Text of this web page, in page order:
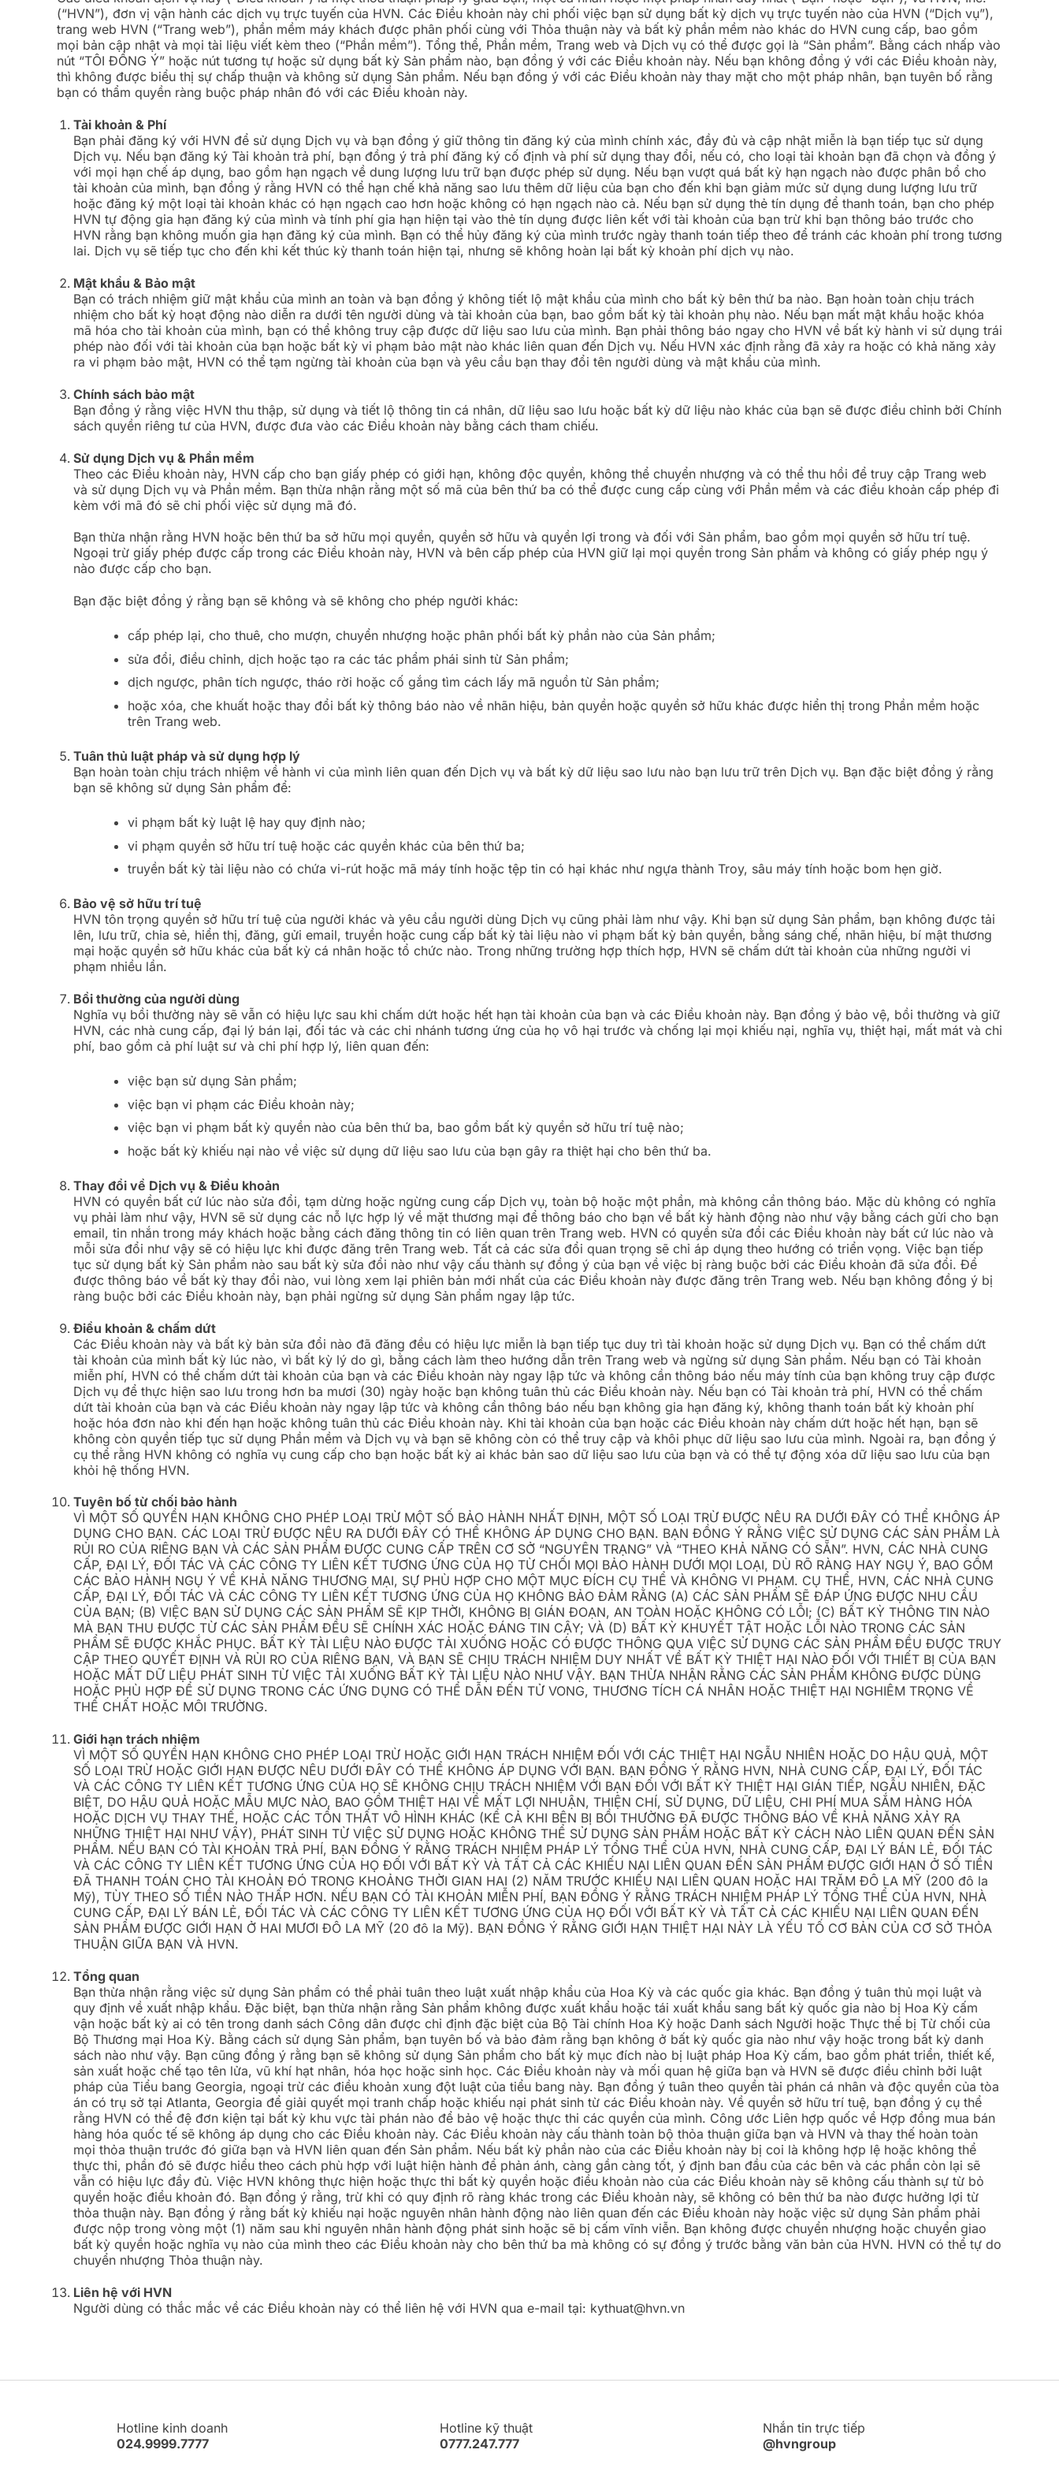
(“HVN”), đơn vị vận hành các dịch vụ trực tuyến của HVN. Các Điều khoản này chi phối việc bạn sử dụng bất kỳ dịch vụ trực tuyến nào của HVN (“Dịch vụ”),
trang web HVN (“Trang web”), phần mềm máy khách được phân phối cùng với Thỏa thuận này và bất kỳ phần mềm nào khác do HVN cung cấp, bao gồm
mọi bản cập nhật và mọi tài liệu viết kèm theo (“Phần mềm”). Tổng thể, Phần mềm, Trang web và Dịch vụ có thể được gọi là “Sản phẩm”. Bằng cách nhấp vào
nút “TÔI ĐỒNG Ý” hoặc nút tương tự hoặc sử dụng bất kỳ Sản phẩm nào, bạn đồng ý với các Điều khoản này. Nếu bạn không đồng ý với các Điều khoản này,
thì không được biểu thị sự chấp thuận và không sử dụng Sản phẩm. Nếu bạn đồng ý với các Điều khoản này thay mặt cho một pháp nhân, bạn tuyên bố rằng
bạn có thẩm quyền ràng buộc pháp nhân đó với các Điều khoản này.
Tài khoản & Phí
Bạn phải đăng ký với HVN để sử dụng Dịch vụ và bạn đồng ý giữ thông tin đăng ký của mình chính xác, đầy đủ và cập nhật miễn là bạn tiếp tục sử dụng
Dịch vụ. Nếu bạn đăng ký Tài khoản trả phí, bạn đồng ý trả phí đăng ký cố định và phí sử dụng thay đổi, nếu có, cho loại tài khoản bạn đã chọn và đồng ý
với mọi hạn chế áp dụng, bao gồm hạn ngạch về dung lượng lưu trữ bạn được phép sử dụng. Nếu bạn vượt quá bất kỳ hạn ngạch nào được phân bổ cho
tài khoản của mình, bạn đồng ý rằng HVN có thể hạn chế khả năng sao lưu thêm dữ liệu của bạn cho đến khi bạn giảm mức sử dụng dung lượng lưu trữ
hoặc đăng ký một loại tài khoản khác có hạn ngạch cao hơn hoặc không có hạn ngạch nào cả. Nếu bạn sử dụng thẻ tín dụng để thanh toán, bạn cho phép
HVN tự động gia hạn đăng ký của mình và tính phí gia hạn hiện tại vào thẻ tín dụng được liên kết với tài khoản của bạn trừ khi bạn thông báo trước cho
HVN rằng bạn không muốn gia hạn đăng ký của mình. Bạn có thể hủy đăng ký của mình trước ngày thanh toán tiếp theo để tránh các khoản phí trong tương
lai. Dịch vụ sẽ tiếp tục cho đến khi kết thúc kỳ thanh toán hiện tại, nhưng sẽ không hoàn lại bất kỳ khoản phí dịch vụ nào.
Mật khẩu & Bảo mật
Bạn có trách nhiệm giữ mật khẩu của mình an toàn và bạn đồng ý không tiết lộ mật khẩu của mình cho bất kỳ bên thứ ba nào. Bạn hoàn toàn chịu trách
nhiệm cho bất kỳ hoạt động nào diễn ra dưới tên người dùng và tài khoản của bạn, bao gồm bất kỳ tài khoản phụ nào. Nếu bạn mất mật khẩu hoặc khóa
mã hóa cho tài khoản của mình, bạn có thể không truy cập được dữ liệu sao lưu của mình. Bạn phải thông báo ngay cho HVN về bất kỳ hành vi sử dụng trái
phép nào đối với tài khoản của bạn hoặc bất kỳ vi phạm bảo mật nào khác liên quan đến Dịch vụ. Nếu HVN xác định rằng đã xảy ra hoặc có khả năng xảy
ra vi phạm bảo mật, HVN có thể tạm ngừng tài khoản của bạn và yêu cầu bạn thay đổi tên người dùng và mật khẩu của mình.
Chính sách bảo mật
Bạn đồng ý rằng việc HVN thu thập, sử dụng và tiết lộ thông tin cá nhân, dữ liệu sao lưu hoặc bất kỳ dữ liệu nào khác của bạn sẽ được điều chỉnh bởi Chính
sách quyền riêng tư của HVN, được đưa vào các Điều khoản này bằng cách tham chiếu.
Sử dụng Dịch vụ & Phần mềm
Theo các Điều khoản này, HVN cấp cho bạn giấy phép có giới hạn, không độc quyền, không thể chuyển nhượng và có thể thu hồi để truy cập Trang web
và sử dụng Dịch vụ và Phần mềm. Bạn thừa nhận rằng một số mã của bên thứ ba có thể được cung cấp cùng với Phần mềm và các điều khoản cấp phép đi
kèm với mã đó sẽ chi phối việc sử dụng mã đó.
Bạn thừa nhận rằng HVN hoặc bên thứ ba sở hữu mọi quyền, quyền sở hữu và quyền lợi trong và đối với Sản phẩm, bao gồm mọi quyền sở hữu trí tuệ.
Ngoại trừ giấy phép được cấp trong các Điều khoản này, HVN và bên cấp phép của HVN giữ lại mọi quyền trong Sản phẩm và không có giấy phép ngụ ý
nào được cấp cho bạn.
Bạn đặc biệt đồng ý rằng bạn sẽ không và sẽ không cho phép người khác:
cấp phép lại, cho thuê, cho mượn, chuyển nhượng hoặc phân phối bất kỳ phần nào của Sản phẩm;
sửa đổi, điều chỉnh, dịch hoặc tạo ra các tác phẩm phái sinh từ Sản phẩm;
dịch ngược, phân tích ngược, tháo rời hoặc cố gắng tìm cách lấy mã nguồn từ Sản phẩm;
hoặc xóa, che khuất hoặc thay đổi bất kỳ thông báo nào về nhãn hiệu, bản quyền hoặc quyền sở hữu khác được hiển thị trong Phần mềm hoặc
trên Trang web.
Tuân thủ luật pháp và sử dụng hợp lý
Bạn hoàn toàn chịu trách nhiệm về hành vi của mình liên quan đến Dịch vụ và bất kỳ dữ liệu sao lưu nào bạn lưu trữ trên Dịch vụ. Bạn đặc biệt đồng ý rằng
bạn sẽ không sử dụng Sản phẩm để:
vi phạm bất kỳ luật lệ hay quy định nào;
vi phạm quyền sở hữu trí tuệ hoặc các quyền khác của bên thứ ba;
truyền bất kỳ tài liệu nào có chứa vi-rút hoặc mã máy tính hoặc tệp tin có hại khác như ngựa thành Troy, sâu máy tính hoặc bom hẹn giờ.
Bảo vệ sở hữu trí tuệ
HVN tôn trọng quyền sở hữu trí tuệ của người khác và yêu cầu người dùng Dịch vụ cũng phải làm như vậy. Khi bạn sử dụng Sản phẩm, bạn không được tải
lên, lưu trữ, chia sẻ, hiển thị, đăng, gửi email, truyền hoặc cung cấp bất kỳ tài liệu nào vi phạm bất kỳ bản quyền, bằng sáng chế, nhãn hiệu, bí mật thương
mại hoặc quyền sở hữu khác của bất kỳ cá nhân hoặc tổ chức nào. Trong những trường hợp thích hợp, HVN sẽ chấm dứt tài khoản của những người vi
phạm nhiều lần.
Bồi thường của người dùng
Nghĩa vụ bồi thường này sẽ vẫn có hiệu lực sau khi chấm dứt hoặc hết hạn tài khoản của bạn và các Điều khoản này. Bạn đồng ý bảo vệ, bồi thường và giữ
HVN, các nhà cung cấp, đại lý bán lại, đối tác và các chi nhánh tương ứng của họ vô hại trước và chống lại mọi khiếu nại, nghĩa vụ, thiệt hại, mất mát và chi
phí, bao gồm cả phí luật sư và chi phí hợp lý, liên quan đến:
việc bạn sử dụng Sản phẩm;
việc bạn vi phạm các Điều khoản này;
việc bạn vi phạm bất kỳ quyền nào của bên thứ ba, bao gồm bất kỳ quyền sở hữu trí tuệ nào;
hoặc bất kỳ khiếu nại nào về việc sử dụng dữ liệu sao lưu của bạn gây ra thiệt hại cho bên thứ ba.
Thay đổi về Dịch vụ & Điều khoản
HVN có quyền bất cứ lúc nào sửa đổi, tạm dừng hoặc ngừng cung cấp Dịch vụ, toàn bộ hoặc một phần, mà không cần thông báo. Mặc dù không có nghĩa
vụ phải làm như vậy, HVN sẽ sử dụng các nỗ lực hợp lý về mặt thương mại để thông báo cho bạn về bất kỳ hành động nào như vậy bằng cách gửi cho bạn
email, tin nhắn trong máy khách hoặc bằng cách đăng thông tin có liên quan trên Trang web. HVN có quyền sửa đổi các Điều khoản này bất cứ lúc nào và
mỗi sửa đổi như vậy sẽ có hiệu lực khi được đăng trên Trang web. Tất cả các sửa đổi quan trọng sẽ chỉ áp dụng theo hướng có triển vọng. Việc bạn tiếp
tục sử dụng bất kỳ Sản phẩm nào sau bất kỳ sửa đổi nào như vậy cấu thành sự đồng ý của bạn về việc bị ràng buộc bởi các Điều khoản đã sửa đổi. Để
được thông báo về bất kỳ thay đổi nào, vui lòng xem lại phiên bản mới nhất của các Điều khoản này được đăng trên Trang web. Nếu bạn không đồng ý bị
ràng buộc bởi các Điều khoản này, bạn phải ngừng sử dụng Sản phẩm ngay lập tức.
Điều khoản & chấm dứt
Các Điều khoản này và bất kỳ bản sửa đổi nào đã đăng đều có hiệu lực miễn là bạn tiếp tục duy trì tài khoản hoặc sử dụng Dịch vụ. Bạn có thể chấm dứt
tài khoản của mình bất kỳ lúc nào, vì bất kỳ lý do gì, bằng cách làm theo hướng dẫn trên Trang web và ngừng sử dụng Sản phẩm. Nếu bạn có Tài khoản
miễn phí, HVN có thể chấm dứt tài khoản của bạn và các Điều khoản này ngay lập tức và không cần thông báo nếu máy tính của bạn không truy cập được
Dịch vụ để thực hiện sao lưu trong hơn ba mươi (30) ngày hoặc bạn không tuân thủ các Điều khoản này. Nếu bạn có Tài khoản trả phí, HVN có thể chấm
dứt tài khoản của bạn và các Điều khoản này ngay lập tức và không cần thông báo nếu bạn không gia hạn đăng ký, không thanh toán bất kỳ khoản phí
hoặc hóa đơn nào khi đến hạn hoặc không tuân thủ các Điều khoản này. Khi tài khoản của bạn hoặc các Điều khoản này chấm dứt hoặc hết hạn, bạn sẽ
không còn quyền tiếp tục sử dụng Phần mềm và Dịch vụ và bạn sẽ không còn có thể truy cập và khôi phục dữ liệu sao lưu của mình. Ngoài ra, bạn đồng ý
cụ thể rằng HVN không có nghĩa vụ cung cấp cho bạn hoặc bất kỳ ai khác bản sao dữ liệu sao lưu của bạn và có thể tự động xóa dữ liệu sao lưu của bạn
khỏi hệ thống HVN.
Tuyên bố từ chối bảo hành
VÌ MỘT SỐ QUYỀN HẠN KHÔNG CHO PHÉP LOẠI TRỪ MỘT SỐ BẢO HÀNH NHẤT ĐỊNH, MỘT SỐ LOẠI TRỪ ĐƯỢC NÊU RA DƯỚI ĐÂY CÓ THỂ KHÔNG ÁP
DỤNG CHO BẠN. CÁC LOẠI TRỪ ĐƯỢC NÊU RA DƯỚI ĐÂY CÓ THỂ KHÔNG ÁP DỤNG CHO BẠN. BẠN ĐỒNG Ý RẰNG VIỆC SỬ DỤNG CÁC SẢN PHẨM LÀ
RỦI RO CỦA RIÊNG BẠN VÀ CÁC SẢN PHẨM ĐƯỢC CUNG CẤP TRÊN CƠ SỞ “NGUYÊN TRẠNG” VÀ “THEO KHẢ NĂNG CÓ SẴN”. HVN, CÁC NHÀ CUNG
CẤP, ĐẠI LÝ, ĐỐI TÁC VÀ CÁC CÔNG TY LIÊN KẾT TƯƠNG ỨNG CỦA HỌ TỪ CHỐI MỌI BẢO HÀNH DƯỚI MỌI LOẠI, DÙ RÕ RÀNG HAY NGỤ Ý, BAO GỒM
CÁC BẢO HÀNH NGỤ Ý VỀ KHẢ NĂNG THƯƠNG MẠI, SỰ PHÙ HỢP CHO MỘT MỤC ĐÍCH CỤ THỂ VÀ KHÔNG VI PHẠM. CỤ THỂ, HVN, CÁC NHÀ CUNG
CẤP, ĐẠI LÝ, ĐỐI TÁC VÀ CÁC CÔNG TY LIÊN KẾT TƯƠNG ỨNG CỦA HỌ KHÔNG BẢO ĐẢM RẰNG (A) CÁC SẢN PHẨM SẼ ĐÁP ỨNG ĐƯỢC NHU CẦU
CỦA BẠN; (B) VIỆC BẠN SỬ DỤNG CÁC SẢN PHẨM SẼ KỊP THỜI, KHÔNG BỊ GIÁN ĐOẠN, AN TOÀN HOẶC KHÔNG CÓ LỖI; (C) BẤT KỲ THÔNG TIN NÀO
MÀ BẠN THU ĐƯỢC TỪ CÁC SẢN PHẨM ĐỀU SẼ CHÍNH XÁC HOẶC ĐÁNG TIN CẬY; VÀ (D) BẤT KỲ KHUYẾT TẬT HOẶC LỖI NÀO TRONG CÁC SẢN
PHẨM SẼ ĐƯỢC KHẮC PHỤC. BẤT KỲ TÀI LIỆU NÀO ĐƯỢC TẢI XUỐNG HOẶC CÓ ĐƯỢC THÔNG QUA VIỆC SỬ DỤNG CÁC SẢN PHẨM ĐỀU ĐƯỢC TRUY
CẬP THEO QUYẾT ĐỊNH VÀ RỦI RO CỦA RIÊNG BẠN, VÀ BẠN SẼ CHỊU TRÁCH NHIỆM DUY NHẤT VỀ BẤT KỲ THIỆT HẠI NÀO ĐỐI VỚI THIẾT BỊ CỦA BẠN
HOẶC MẤT DỮ LIỆU PHÁT SINH TỪ VIỆC TẢI XUỐNG BẤT KỲ TÀI LIỆU NÀO NHƯ VẬY. BẠN THỪA NHẬN RẰNG CÁC SẢN PHẨM KHÔNG ĐƯỢC DÙNG
HOẶC PHÙ HỢP ĐỂ SỬ DỤNG TRONG CÁC ỨNG DỤNG CÓ THỂ DẪN ĐẾN TỬ VONG, THƯƠNG TÍCH CÁ NHÂN HOẶC THIỆT HẠI NGHIÊM TRỌNG VỀ
THỂ CHẤT HOẶC MÔI TRƯỜNG.
Giới hạn trách nhiệm
VÌ MỘT SỐ QUYỀN HẠN KHÔNG CHO PHÉP LOẠI TRỪ HOẶC GIỚI HẠN TRÁCH NHIỆM ĐỐI VỚI CÁC THIỆT HẠI NGẪU NHIÊN HOẶC DO HẬU QUẢ, MỘT
SỐ LOẠI TRỪ HOẶC GIỚI HẠN ĐƯỢC NÊU DƯỚI ĐÂY CÓ THỂ KHÔNG ÁP DỤNG VỚI BẠN. BẠN ĐỒNG Ý RẰNG HVN, NHÀ CUNG CẤP, ĐẠI LÝ, ĐỐI TÁC
VÀ CÁC CÔNG TY LIÊN KẾT TƯƠNG ỨNG CỦA HỌ SẼ KHÔNG CHỊU TRÁCH NHIỆM VỚI BẠN ĐỐI VỚI BẤT KỲ THIỆT HẠI GIÁN TIẾP, NGẪU NHIÊN, ĐẶC
BIỆT, DO HẬU QUẢ HOẶC MẪU MỰC NÀO, BAO GỒM THIỆT HẠI VỀ MẤT LỢI NHUẬN, THIỆN CHÍ, SỬ DỤNG, DỮ LIỆU, CHI PHÍ MUA SẮM HÀNG HÓA
HOẶC DỊCH VỤ THAY THẾ, HOẶC CÁC TỔN THẤT VÔ HÌNH KHÁC (KỂ CẢ KHI BÊN BỊ BỒI THƯỜNG ĐÃ ĐƯỢC THÔNG BÁO VỀ KHẢ NĂNG XẢY RA
NHỮNG THIỆT HẠI NHƯ VẬY), PHÁT SINH TỪ VIỆC SỬ DỤNG HOẶC KHÔNG THỂ SỬ DỤNG SẢN PHẨM HOẶC BẤT KỲ CÁCH NÀO LIÊN QUAN ĐẾN SẢN
PHẨM. NẾU BẠN CÓ TÀI KHOẢN TRẢ PHÍ, BẠN ĐỒNG Ý RẰNG TRÁCH NHIỆM PHÁP LÝ TỔNG THỂ CỦA HVN, NHÀ CUNG CẤP, ĐẠI LÝ BÁN LẺ, ĐỐI TÁC
VÀ CÁC CÔNG TY LIÊN KẾT TƯƠNG ỨNG CỦA HỌ ĐỐI VỚI BẤT KỲ VÀ TẤT CẢ CÁC KHIẾU NẠI LIÊN QUAN ĐẾN SẢN PHẨM ĐƯỢC GIỚI HẠN Ở SỐ TIỀN
ĐÃ THANH TOÁN CHO TÀI KHOẢN ĐÓ TRONG KHOẢNG THỜI GIAN HAI (2) NĂM TRƯỚC KHIẾU NẠI LIÊN QUAN HOẶC HAI TRĂM ĐÔ LA MỸ (200 đô la
Mỹ), TÙY THEO SỐ TIỀN NÀO THẤP HƠN. NẾU BẠN CÓ TÀI KHOẢN MIỄN PHÍ, BẠN ĐỒNG Ý RẰNG TRÁCH NHIỆM PHÁP LÝ TỔNG THỂ CỦA HVN, NHÀ
CUNG CẤP, ĐẠI LÝ BÁN LẺ, ĐỐI TÁC VÀ CÁC CÔNG TY LIÊN KẾT TƯƠNG ỨNG CỦA HỌ ĐỐI VỚI BẤT KỲ VÀ TẤT CẢ CÁC KHIẾU NẠI LIÊN QUAN ĐẾN
SẢN PHẨM ĐƯỢC GIỚI HẠN Ở HAI MƯƠI ĐÔ LA MỸ (20 đô la Mỹ). BẠN ĐỒNG Ý RẰNG GIỚI HẠN THIỆT HẠI NÀY LÀ YẾU TỐ CƠ BẢN CỦA CƠ SỞ THỎA
THUẬN GIỮA BẠN VÀ HVN.
Tổng quan
Bạn thừa nhận rằng việc sử dụng Sản phẩm có thể phải tuân theo luật xuất nhập khẩu của Hoa Kỳ và các quốc gia khác. Bạn đồng ý tuân thủ mọi luật và
quy định về xuất nhập khẩu. Đặc biệt, bạn thừa nhận rằng Sản phẩm không được xuất khẩu hoặc tái xuất khẩu sang bất kỳ quốc gia nào bị Hoa Kỳ cấm
vận hoặc bất kỳ ai có tên trong danh sách Công dân được chỉ định đặc biệt của Bộ Tài chính Hoa Kỳ hoặc Danh sách Người hoặc Thực thể bị Từ chối của
Bộ Thương mại Hoa Kỳ. Bằng cách sử dụng Sản phẩm, bạn tuyên bố và bảo đảm rằng bạn không ở bất kỳ quốc gia nào như vậy hoặc trong bất kỳ danh
sách nào như vậy. Bạn cũng đồng ý rằng bạn sẽ không sử dụng Sản phẩm cho bất kỳ mục đích nào bị luật pháp Hoa Kỳ cấm, bao gồm phát triển, thiết kế,
sản xuất hoặc chế tạo tên lửa, vũ khí hạt nhân, hóa học hoặc sinh học. Các Điều khoản này và mối quan hệ giữa bạn và HVN sẽ được điều chỉnh bởi luật
pháp của Tiểu bang Georgia, ngoại trừ các điều khoản xung đột luật của tiểu bang này. Bạn đồng ý tuân theo quyền tài phán cá nhân và độc quyền của tòa
án có trụ sở tại Atlanta, Georgia để giải quyết mọi tranh chấp hoặc khiếu nại phát sinh từ các Điều khoản này. Về quyền sở hữu trí tuệ, bạn đồng ý cụ thể
rằng HVN có thể đệ đơn kiện tại bất kỳ khu vực tài phán nào để bảo vệ hoặc thực thi các quyền của mình. Công ước Liên hợp quốc về Hợp đồng mua bán
hàng hóa quốc tế sẽ không áp dụng cho các Điều khoản này. Các Điều khoản này cấu thành toàn bộ thỏa thuận giữa bạn và HVN và thay thế hoàn toàn
mọi thỏa thuận trước đó giữa bạn và HVN liên quan đến Sản phẩm. Nếu bất kỳ phần nào của các Điều khoản này bị coi là không hợp lệ hoặc không thể
thực thi, phần đó sẽ được hiểu theo cách phù hợp với luật hiện hành để phản ánh, càng gần càng tốt, ý định ban đầu của các bên và các phần còn lại sẽ
vẫn có hiệu lực đầy đủ. Việc HVN không thực hiện hoặc thực thi bất kỳ quyền hoặc điều khoản nào của các Điều khoản này sẽ không cấu thành sự từ bỏ
quyền hoặc điều khoản đó. Bạn đồng ý rằng, trừ khi có quy định rõ ràng khác trong các Điều khoản này, sẽ không có bên thứ ba nào được hưởng lợi từ
thỏa thuận này. Bạn đồng ý rằng bất kỳ khiếu nại hoặc nguyên nhân hành động nào liên quan đến các Điều khoản này hoặc việc sử dụng Sản phẩm phải
được nộp trong vòng một (1) năm sau khi nguyên nhân hành động phát sinh hoặc sẽ bị cấm vĩnh viễn. Bạn không được chuyển nhượng hoặc chuyển giao
bất kỳ quyền hoặc nghĩa vụ nào của mình theo các Điều khoản này cho bên thứ ba mà không có sự đồng ý trước bằng văn bản của HVN. HVN có thể tự do
chuyển nhượng Thỏa thuận này.
Liên hệ với HVN
Người dùng có thắc mắc về các Điều khoản này có thể liên hệ với HVN qua e-mail tại: kythuat@hvn.vn
Hotline kinh doanh
024.9999.7777
Hotline kỹ thuật
0777.247.777
Nhắn tin trực tiếp
@hvngroup